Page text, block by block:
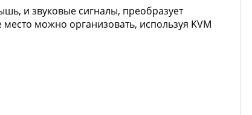
и звуковые сигналы, преобразует
можно организовать, используя KVM